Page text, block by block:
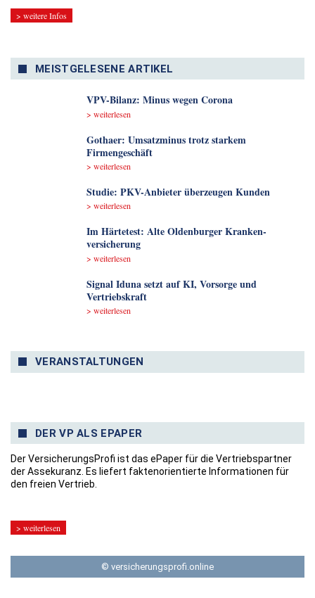
> weitere Infos
MEISTGELESENE ARTIKEL
VPV-Bilanz: Minus wegen Corona
> weiterlesen
Gothaer: Umsatzminus trotz starkem
Firmengeschäft
> weiterlesen
Studie: PKV-Anbieter überzeugen Kunden
> weiterlesen
Im Härtetest: Alte Oldenburger Kranken­
versicherung
> weiterlesen
Signal Iduna setzt auf KI, Vorsorge und
Vertriebskraft
> weiterlesen
VERANSTALTUNGEN
DER VP ALS EPAPER
Der VersicherungsProfi ist das ePaper für die Vertriebspartner
der Assekuranz. Es liefert faktenorientierte Informationen für
den freien Vertrieb.
> weiterlesen
© versicherungsprofi.online